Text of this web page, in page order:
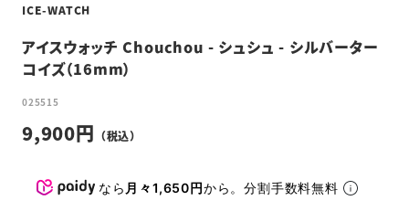
ICE-WATCH
アイスウォッチ Chouchou - シュシュ - シルバーター
コイズ（16mm）
025515
9,900
なら 月々1,650円から。分割手数料無料